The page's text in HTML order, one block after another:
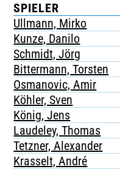
SPIELER
Ullmann, Mirko
Kunze, Danilo
Schmidt, Jörg
Bittermann, Torsten
Osmanovic, Amir
Köhler, Sven
König, Jens
Laudeley, Thomas
Tetzner, Alexander
Krasselt, André